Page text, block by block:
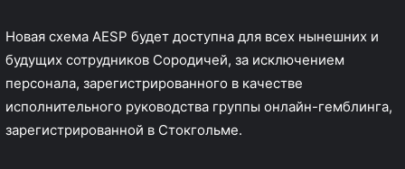
Новая схема AESP будет доступна для всех нынешних и
будущих сотрудников Сородичей, за исключением
персонала, зарегистрированного в качестве
исполнительного руководства группы онлайн-гемблинга,
зарегистрированной в Стокгольме.